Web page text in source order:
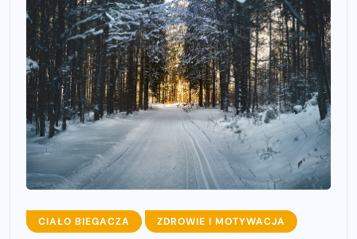
CIAŁO BIEGACZA ZDROWIE I MOTYWACJA